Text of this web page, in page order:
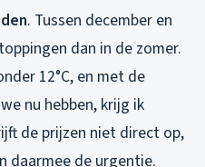
. Tussen december en
dan in de zomer.
12°C, en met de
nu hebben, krijg ik
de prijzen niet direct op,
daarmee de urgentie.